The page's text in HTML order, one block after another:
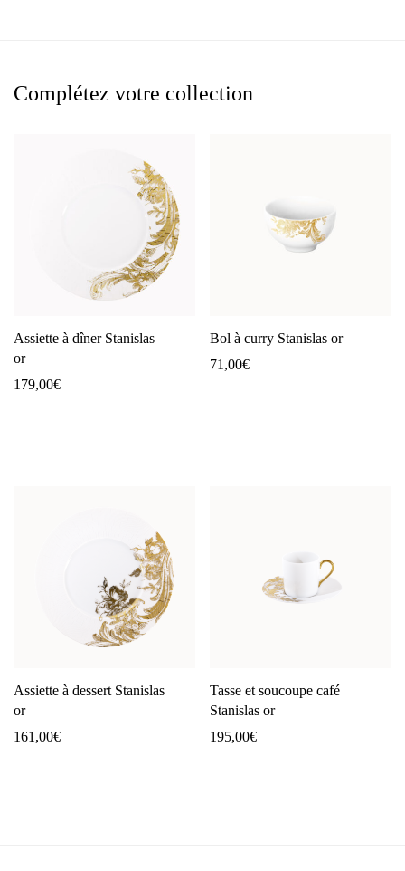
Complétez votre collection
Assiette à dîner Stanislas
or
179,00€
Bol à curry Stanislas or
71,00€
Assiette à dessert Stanislas
or
161,00€
Tasse et soucoupe café
Stanislas or
195,00€